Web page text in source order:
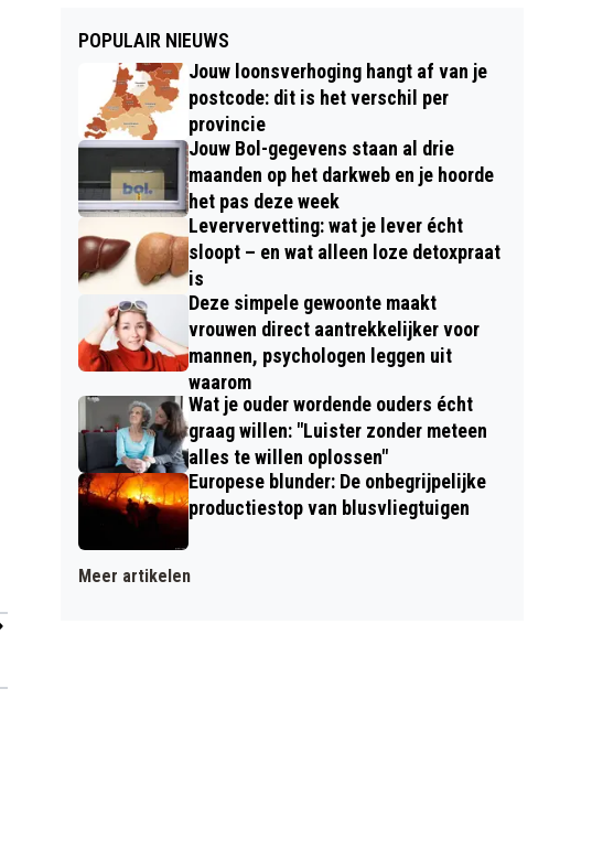
POPULAIR NIEUWS
Jouw loonsverhoging hangt af van je
postcode: dit is het verschil per
provincie
Jouw Bol-gegevens staan al drie
maanden op het darkweb en je hoorde
het pas deze week
Leververvetting: wat je lever écht
sloopt – en wat alleen loze detoxpraat
is
Deze simpele gewoonte maakt
vrouwen direct aantrekkelijker voor
mannen, psychologen leggen uit
waarom
Wat je ouder wordende ouders écht
graag willen: "Luister zonder meteen
alles te willen oplossen"
Europese blunder: De onbegrijpelijke
productiestop van blusvliegtuigen
Meer artikelen